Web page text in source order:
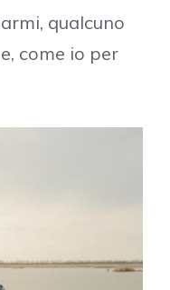
qualcuno
come io per